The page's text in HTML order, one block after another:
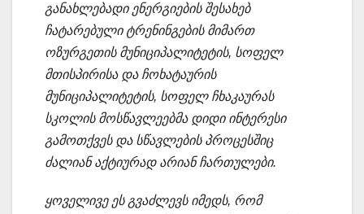
განახლებადი ენერგიების შესახებ
ჩატარებული ტრენინგების მიმართ
ოზურგეთის მუნიციპალიტეტის, სოფელ
მთისპირისა და ჩოხატაურის
მუნიციპალიტეტის, სოფელ ჩხაკაურას
სკოლის მოსწავლეებმა დიდი ინტერესი
გამოთქვეს და სწავლების პროცესშიც
ძალიან აქტიურად არიან ჩართულები.
ყოველივე ეს გვაძლევს იმედს, რომ